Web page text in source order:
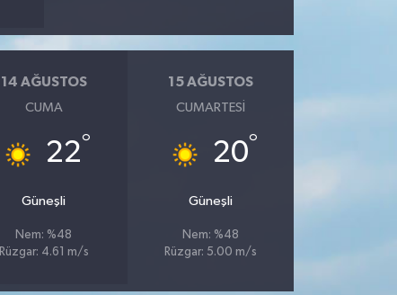
14 AĞUSTOS
CUMA
22°
Güneşli
Nem: %48
Rüzgar: 4.61 m/s
15 AĞUSTOS
CUMARTESI
20°
Güneşli
Nem: %48
Rüzgar: 5.00 m/s